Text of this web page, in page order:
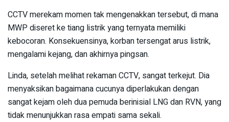
CCTV merekam momen tak mengenakkan tersebut, di mana
MWP diseret ke tiang listrik yang ternyata memiliki
kebocoran. Konsekuensinya, korban tersengat arus listrik,
mengalami kejang, dan akhirnya pingsan.
Linda, setelah melihat rekaman CCTV, sangat terkejut. Dia
menyaksikan bagaimana cucunya diperlakukan dengan
sangat kejam oleh dua pemuda berinisial LNG dan RVN, yang
tidak menunjukkan rasa empati sama sekali.